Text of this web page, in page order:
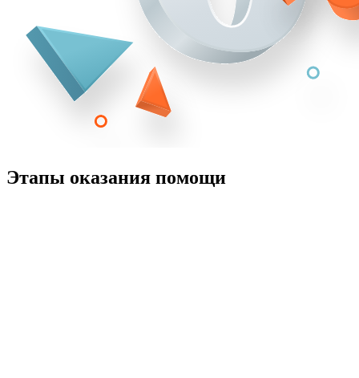
Этапы оказания помощи